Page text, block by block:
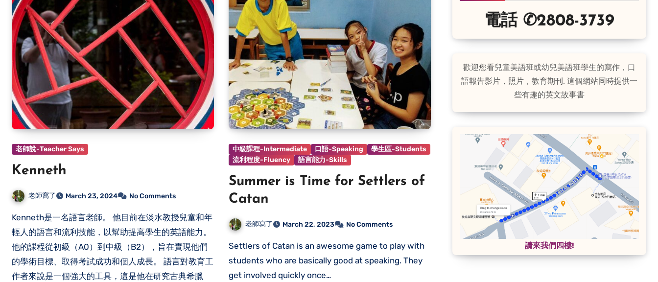
老師說-Teacher Says
Kenneth
老師寫了 March 23, 2024 No Comments
Kenneth是一名語言老師。 他目前在淡水教授兒童和年
輕人的語言和流利技能，以幫助提高學生的英語能力。
他的課程從初級（A0）到中級（B2），旨在實現他們
的學術目標、取得考試成功和個人成長。 語言對教育工
作者來說是一個強大的工具，這是他在研究古典希臘
中級課程-Intermediate 口語-Speaking
學生區-Students
流利程度-Fluency
語言能力-Skills
Summer is Time for Settlers of
Catan
老師寫了 March 22, 2023 No Comments
Settlers of Catan is an awesome game to play with
students who are basically good at speaking. They
get involved quickly once…
電話 ✆2808-3739
歡迎您看兒童美語班或幼兒美語班學生的寫作，口
語報告影片，照片，教育期刊. 這個網站同時提供一
些有趣的英文故事書
請來我們四樓!